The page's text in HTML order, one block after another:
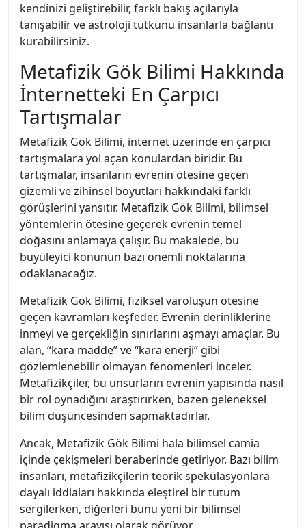
kendinizi geliştirebilir, farklı bakış açılarıyla
tanışabilir ve astroloji tutkunu insanlarla bağlantı
kurabilirsiniz.
Metafizik Gök Bilimi Hakkında
İnternetteki En Çarpıcı
Tartışmalar
Metafizik Gök Bilimi, internet üzerinde en çarpıcı
tartışmalara yol açan konulardan biridir. Bu
tartışmalar, insanların evrenin ötesine geçen
gizemli ve zihinsel boyutları hakkındaki farklı
görüşlerini yansıtır. Metafizik Gök Bilimi, bilimsel
yöntemlerin ötesine geçerek evrenin temel
doğasını anlamaya çalışır. Bu makalede, bu
büyüleyici konunun bazı önemli noktalarına
odaklanacağız.
Metafizik Gök Bilimi, fiziksel varoluşun ötesine
geçen kavramları keşfeder. Evrenin derinliklerine
inmeyi ve gerçekliğin sınırlarını aşmayı amaçlar. Bu
alan, “kara madde” ve “kara enerji” gibi
gözlemlenebilir olmayan fenomenleri inceler.
Metafizikçiler, bu unsurların evrenin yapısında nasıl
bir rol oynadığını araştırırken, bazen geleneksel
bilim düşüncesinden sapmaktadırlar.
Ancak, Metafizik Gök Bilimi hala bilimsel camia
içinde çekişmeleri beraberinde getiriyor. Bazı bilim
insanları, metafizikçilerin teorik spekülasyonlara
dayalı iddiaları hakkında eleştirel bir tutum
sergilerken, diğerleri bunu yeni bir bilimsel